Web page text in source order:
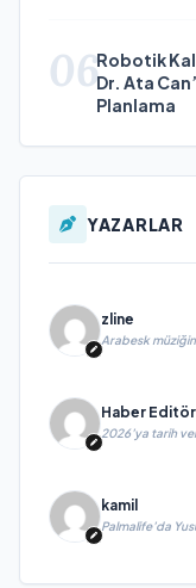
06Robotik
Dr. Ata
Planlama
YAZARLAR
zline
Arabesk müziğin
Haber Editör
2026’ya tarih
kamil
Palmalife’da